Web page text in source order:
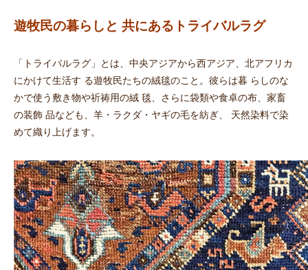
遊牧民の暮らしと 共にあるトライバルラグ
「トライバルラグ」とは、中央アジアから西アジア、北アフリカ
にかけて生活す る遊牧民たちの絨毯のこと。彼らは暮 らしのな
かで使う敷き物や祈祷用の絨 毯、さらに袋類や食卓の布、家畜
の装飾 品なども、羊・ラクダ・ヤギの毛を紡ぎ、 天然染料で染
めて織り上げます。